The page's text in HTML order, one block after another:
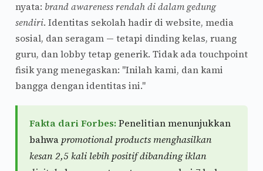
nyata: brand awareness rendah di dalam gedung
sendiri. Identitas sekolah hadir di website, media
sosial, dan seragam — tetapi dinding kelas, ruang
guru, dan lobby tetap generik. Tidak ada touchpoint
fisik yang menegaskan: "Inilah kami, dan kami
bangga dengan identitas ini."
Fakta dari Forbes: Penelitian menunjukkan
bahwa promotional products menghasilkan
kesan 2,5 kali lebih positif dibanding iklan